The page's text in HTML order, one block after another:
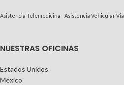
Asistencia Telemedicina Asistencia Vehicular Vial
NUESTRAS OFICINAS
Estados Unidos
México